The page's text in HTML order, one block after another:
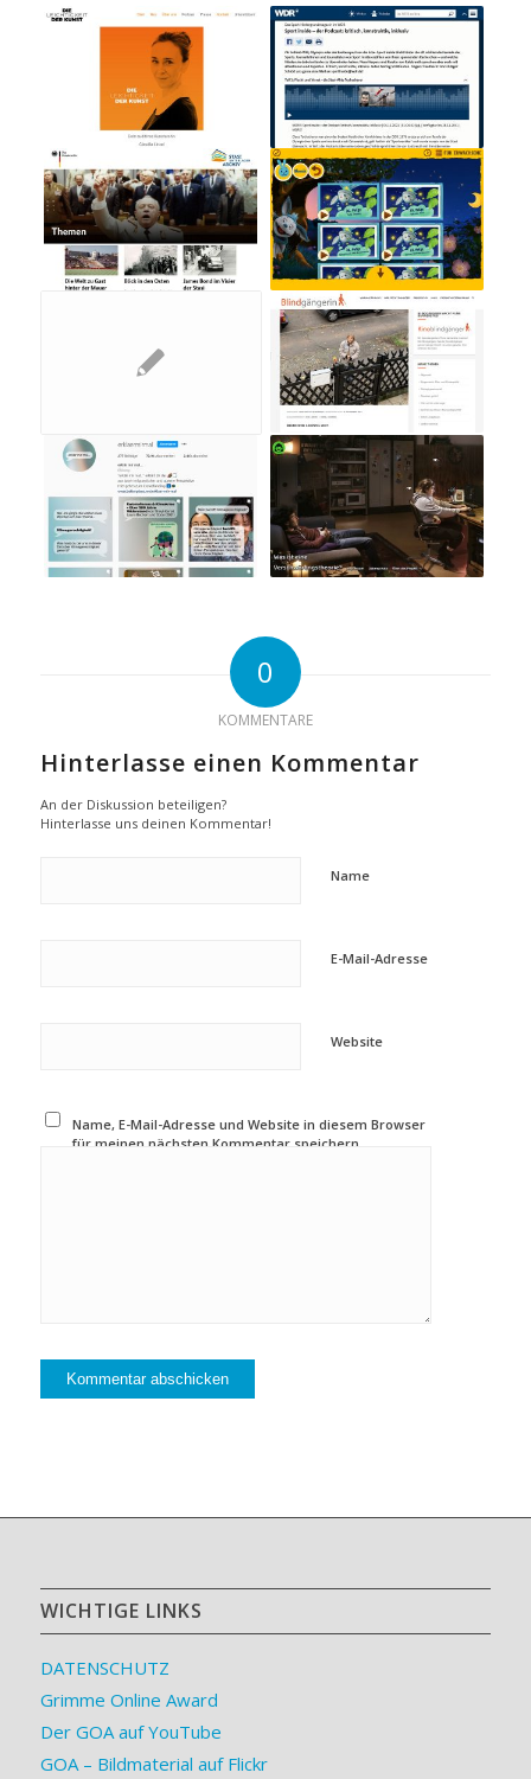
0
KOMMENTARE
Hinterlasse einen Kommentar
An der Diskussion beteiligen?
Hinterlasse uns deinen Kommentar!
Name
E-Mail-Adresse
Website
Name, E-Mail-Adresse und Website in diesem Browser
für meinen nächsten Kommentar speichern.
WICHTIGE LINKS
DATENSCHUTZ
Grimme Online Award
Der GOA auf YouTube
GOA – Bildmaterial auf Flickr